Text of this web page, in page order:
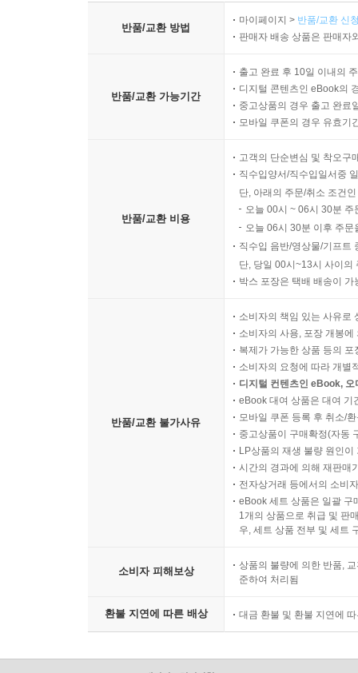
반품/교환 방법
마이페이지 > 반품/교환 신
판매자 배송 상품은 판매자
반품/교환 가능기간
출고 완료 후 10일 이내의
디지털 콘텐츠인 eBook의
중고상품의 경우 출고 완료
모바일 쿠폰의 경우 유효기
반품/교환 비용
고객의 단순변심 및 착오구
직수입양서/직수입일서중
단, 아래의 주문/취소 조건
오늘 00시 ~ 06시 30분
오늘 06시 30분 이후 주
직수입 음반/영상물/기프트
단, 당일 00시~13시 사이의
박스 포장은 택배 배송이
반품/교환 불가사유
소비자의 책임 있는 사유로
소비자의 사용, 포장 개봉
복제가 가능한 상품 등의
소비자의 요청에 따라 개별
디지털 컨텐츠인 eBook,
eBook 대여 상품은 대여 기
모바일 쿠폰 등록 후 취소/
중고상품이 구매확정(자동
LP상품의 재생 불량 원인
시간의 경과에 의해 재판매
전자상거래 등에서의 소비
eBook 세트 상품은 일괄 구
1개의 상품으로 취급 및 판
우, 세트 상품 전부 및 세트
소비자 피해보상
상품의 불량에 의한 반품,
준하여 처리됨
환불 지연에 따른 배상 대금 환불 및 환불 지연에